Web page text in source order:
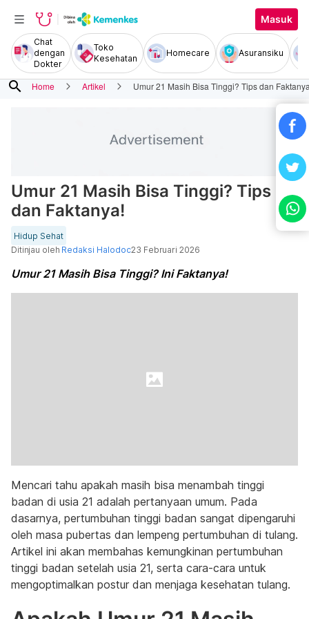
Masuk
Chat
dengan
Dokter
Toko
Kesehatan
Homecare Asuransiku
search Home Artikel Umur 21 Masih Bisa Tinggi? Tips dan
Umur 21 Masih Bisa Tinggi? Tips
dan Faktanya!
Hidup Sehat
Ditinjau oleh Redaksi Halodoc23 Februari 2026
Umur 21 Masih Bisa Tinggi? Ini Faktanya!
Mencari tahu apakah masih bisa menambah tinggi
badan di usia 21 adalah pertanyaan umum. Pada
dasarnya, pertumbuhan tinggi badan sangat dipengaruhi
oleh masa pubertas dan lempeng pertumbuhan di tulang.
Artikel ini akan membahas kemungkinan pertumbuhan
tinggi badan setelah usia 21, serta cara-cara untuk
mengoptimalkan postur dan menjaga kesehatan tulang.